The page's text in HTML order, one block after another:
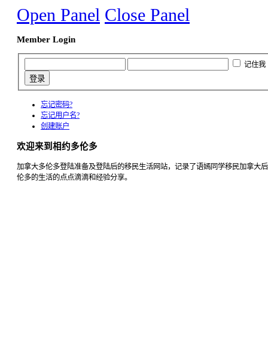
Open Panel Close Panel
Member Login
记住我
忘记密码?
忘记用户名?
创建账户
欢迎来到相约多伦多
加拿大多伦多登陆准备及登陆后的移民生活网站，记录了语嫣同学移民加拿大
伦多的生活的点点滴滴和经验分享。